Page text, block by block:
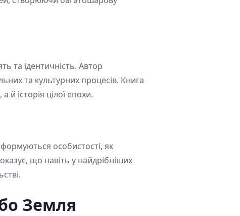
та ідентичність. Автор
та культурних процесів. Книга
історія цілої епохи.
особистості, як
що навіть у найдрібніших
Земля